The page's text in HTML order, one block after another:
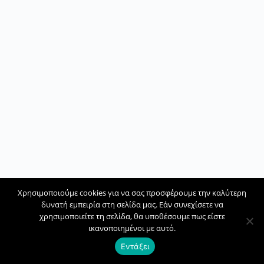
Χρησιμοποιούμε cookies για να σας προσφέρουμε την καλύτερη
δυνατή εμπειρία στη σελίδα μας. Εάν συνεχίσετε να
χρησιμοποιείτε τη σελίδα, θα υποθέσουμε πως είστε
ικανοποιημένοι με αυτό.
Εντάξει